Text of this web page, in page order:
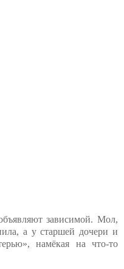
зависимой. Мол,
а у старшей дочери и
намёкая на что-то